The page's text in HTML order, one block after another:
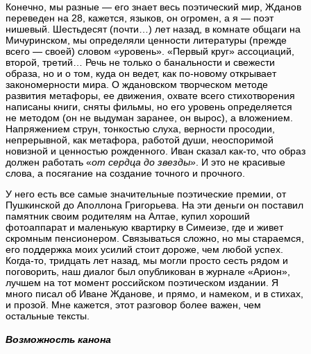
Конечно, мы разные — его знает весь поэтический мир, Жданов
переведен на 28, кажется, языков, он огромен, а я — поэт
нишевый. Шестьдесят (почти…) лет назад, в комнате общаги на
Мичуринском, мы определяли ценности литературы (прежде
всего — своей) словом «уровень». «Первый круг» ассоциаций,
второй, третий… Речь не только о банальности и свежести
образа, но и о том, куда он ведет, как по-новому открывает
закономерности мира. О ждановском творческом методе
развития метафоры, ее движения, охвате всего стихотворения
написаны книги, сняты фильмы, но его уровень определяется
не методом (он не выдуман заранее, он вырос), а вложением.
Напряжением струн, тонкостью слуха, верности просодии,
непрерывной, как метафора, работой души, неоспоримой
новизной и ценностью рожденного. Иван сказал как-то, что образ
должен работать «от сердца до звезды» . И это не красивые
слова, а посягание на создание точного и прочного.
У него есть все самые значительные поэтические премии, от
Пушкинской до Аполлона Григорьева. На эти деньги он поставил
памятник своим родителям на Алтае, купил хороший
фотоаппарат и маленькую квартирку в Симеизе, где и живет
скромным пенсионером. Связываться сложно, но мы стараемся,
его поддержка моих усилий стоит дороже, чем любой успех.
Когда-то, тридцать лет назад, мы могли просто сесть рядом и
поговорить, наш диалог был опубликован в журнале «Арион»,
лучшем на тот момент российском поэтическом издании. Я
много писал об Иване Жданове, и прямо, и намеком, и в стихах,
и прозой. Мне кажется, этот разговор более важен, чем
остальные тексты.
Возможность канона